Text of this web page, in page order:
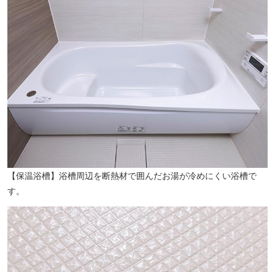
【保温浴槽】浴槽周辺を断熱材で囲んだお湯が冷めにくい浴槽で
す。